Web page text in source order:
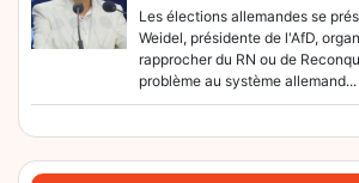
Les élections allemandes se
Weidel, présidente de l'AfD,
rapprocher du RN ou de
problème au système allemand...